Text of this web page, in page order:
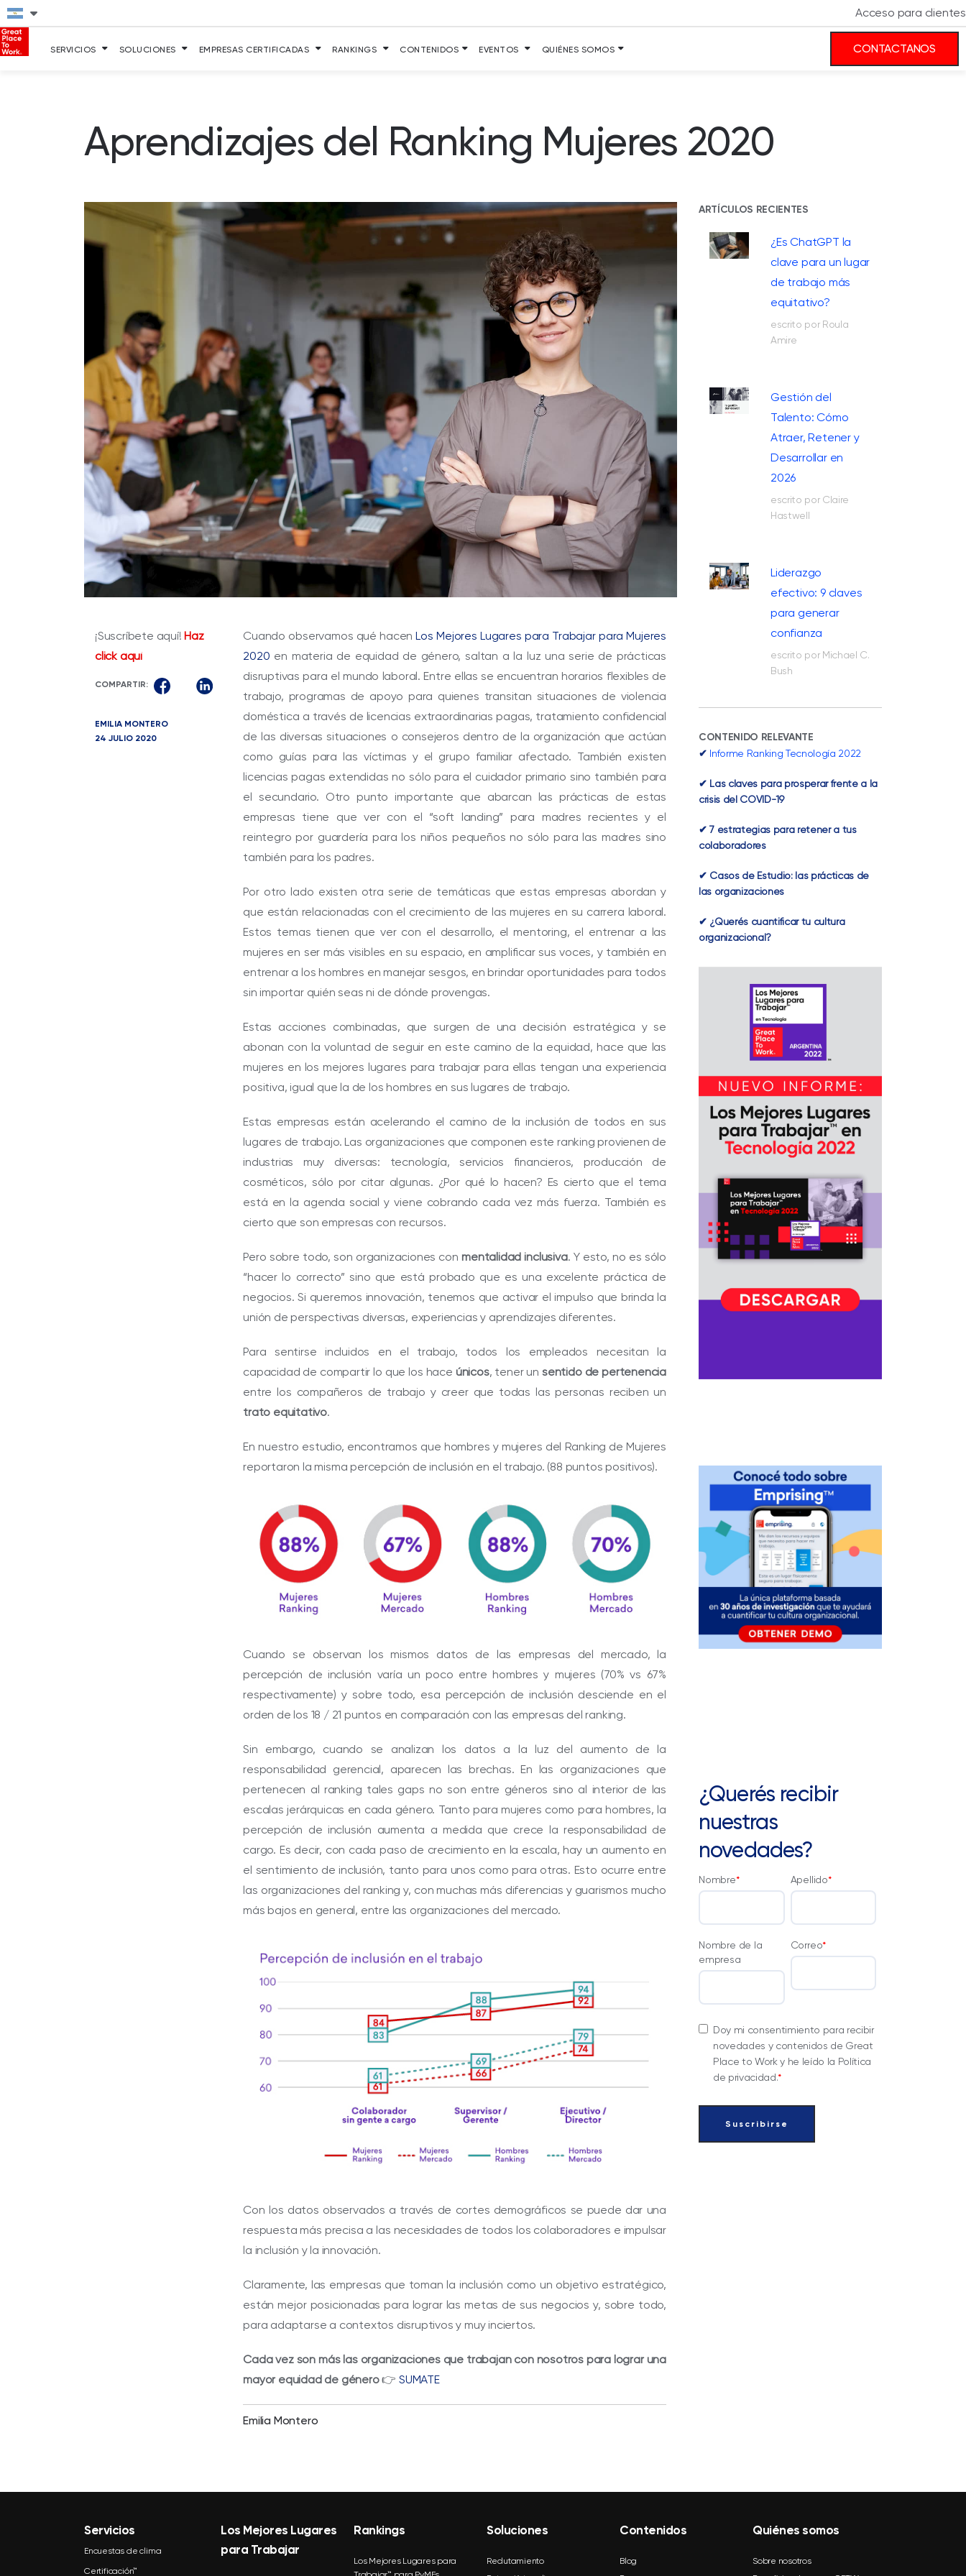
Acceso para clientes
SERVICIOS SOLUCIONES EMPRESAS CERTIFICADAS RANKINGS CONTENIDOS EVENTOS QUIÉNES SOMOS CONTACTANOS
Aprendizajes del Ranking Mujeres 2020
¡Suscríbete aquí!Haz
click aquí
COMPARTIR:
EMILIA MONTERO
24 JULIO 2020
Cuando observamos qué hacenLos Mejores Lugares para Trabajar para Mujeres
2020 en materia de equidad de género, saltan a la luz una serie de prácticas
disruptivas para el mundo laboral. Entre ellas se encuentran horarios flexibles de
trabajo, programas de apoyo para quienes transitan situaciones de violencia
doméstica a través de licencias extraordinarias pagas, tratamiento confidencial
de las diversas situaciones o consejeros dentro de la organización que actúan
como guías para las víctimas y el grupo familiar afectado. También existen
licencias pagas extendidas no sólo para el cuidador primario sino también para
el secundario. Otro punto importante que abarcan las prácticas de estas
empresas tiene que ver con el “soft landing” para madres recientes y el
reintegro por guardería para los niños pequeños no sólo para las madres sino
también para los padres.
Por otro lado existen otra serie de temáticas que estas empresas abordan y
que están relacionadas con el crecimiento de las mujeres en su carrera laboral.
Estos temas tienen que ver con el desarrollo, el mentoring, el entrenar a las
mujeres en ser más visibles en su espacio, en amplificar sus voces, y también en
entrenar a los hombres en manejar sesgos, en brindar oportunidades para todos
sin importar quién seas ni de dónde provengas.
Estas acciones combinadas, que surgen de una decisión estratégica y se
abonan con la voluntad de seguir en este camino de la equidad, hace que las
mujeres en los mejores lugares para trabajar para ellas tengan una experiencia
positiva, igual que la de los hombres en sus lugares de trabajo.
Estas empresas están acelerando el camino de la inclusión de todos en sus
lugares de trabajo. Las organizaciones que componen este ranking provienen de
industrias muy diversas: tecnología, servicios financieros, producción de
cosméticos, sólo por citar algunas. ¿Por qué lo hacen? Es cierto que el tema
está en la agenda social y viene cobrando cada vez más fuerza. También es
cierto que son empresas con recursos.
Pero sobre todo, son organizaciones con mentalidad inclusiva. Y esto, no es sólo
“hacer lo correcto” sino que está probado que es una excelente práctica de
negocios. Si queremos innovación, tenemos que activar el impulso que brinda la
unión de perspectivas diversas, experiencias y aprendizajes diferentes.
Para sentirse incluidos en el trabajo, todos los empleados necesitan la
capacidad de compartir lo que los hace únicos, tener un sentido de pertenencia
entre los compañeros de trabajo y creer que todas las personas reciben un
trato equitativo.
En nuestro estudio, encontramos que hombres y mujeres del Ranking de Mujeres
reportaron la misma percepción de inclusión en el trabajo. (88 puntos positivos).
Cuando se observan los mismos datos de las empresas del mercado, la
percepción de inclusión varía un poco entre hombres y mujeres (70% vs 67%
respectivamente) y sobre todo, esa percepción de inclusión desciende en el
orden de los 18 / 21 puntos en comparación con las empresas del ranking.
Sin embargo, cuando se analizan los datos a la luz del aumento de la
responsabilidad gerencial, aparecen las brechas. En las organizaciones que
pertenecen al ranking tales gaps no son entre géneros sino al interior de las
escalas jerárquicas en cada género. Tanto para mujeres como para hombres, la
percepción de inclusión aumenta a medida que crece la responsabilidad de
cargo. Es decir, con cada paso de crecimiento en la escala, hay un aumento en
el sentimiento de inclusión, tanto para unos como para otras. Esto ocurre entre
las organizaciones del ranking y, con muchas más diferencias y guarismos mucho
más bajos en general, entre las organizaciones del mercado.
Con los datos observados a través de cortes demográficos se puede dar una
respuesta más precisa a las necesidades de todos los colaboradores e impulsar
la inclusión y la innovación.
Claramente, las empresas que toman la inclusión como un objetivo estratégico,
están mejor posicionadas para lograr las metas de sus negocios y, sobre todo,
para adaptarse a contextos disruptivos y muy inciertos.
Cada vez son más las organizaciones que trabajan con nosotros para lograr una
mayor equidad de género👉SUMATE
Emilia Montero
ARTÍCULOS RECIENTES
¿Es ChatGPT la
clave para un lugar
de trabajo más
equitativo?
escrito por Roula
Amire
Gestión del
Talento: Cómo
Atraer, Retener y
Desarrollar en
2026
escrito por Claire
Hastwell
Liderazgo
efectivo: 9 claves
para generar
confianza
escrito por Michael C.
Bush
CONTENIDO RELEVANTE
✔ Informe Ranking Tecnología 2022
✔ Las claves para prosperar frente a la
crisis del COVID-19
✔ 7 estrategias para retener a tus
colaboradores
✔ Casos de Estudio: las prácticas de
las organizaciones
✔ ¿Querés cuantificar tu cultura
organizacional?
¿Querés recibir
nuestras
novedades?
Nombre* Apellido*
Nombre de la
empresa
Correo*
Doy mi consentimiento para recibir
novedades y contenidos de Great
Place to Work y he leído la Política
de privacidad.*
Servicios
Encuestas de clima
Certificación™
Los Mejores Lugares
para Trabajar
Rankings
Los Mejores Lugares para
Soluciones
Reclutamiento
Contenidos
Blog
Quiénes somos
Sobre nosotros